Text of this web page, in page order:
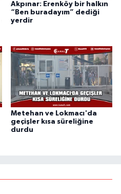
Akpınar: Erenköy bir halkın
“Ben buradayım” dediği
yerdir
Metehan ve Lokmacı'da
geçişler kısa süreliğine
durdu